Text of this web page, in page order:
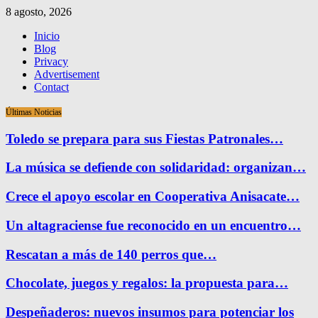
8 agosto, 2026
Inicio
Blog
Privacy
Advertisement
Contact
Últimas Noticias
Toledo se prepara para sus Fiestas Patronales…
La música se defiende con solidaridad: organizan…
Crece el apoyo escolar en Cooperativa Anisacate…
Un altagraciense fue reconocido en un encuentro…
Rescatan a más de 140 perros que…
Chocolate, juegos y regalos: la propuesta para…
Despeñaderos: nuevos insumos para potenciar los